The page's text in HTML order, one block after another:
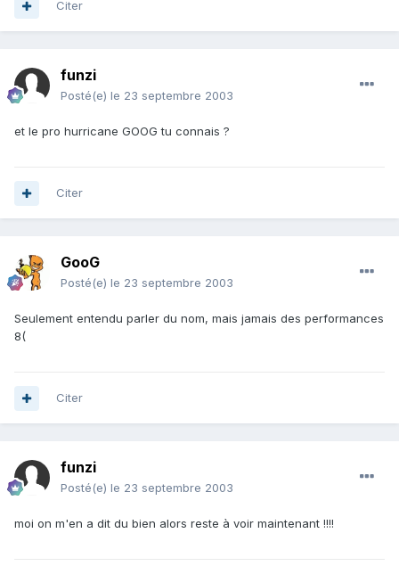
Citer
funzi
Posté(e) le 23 septembre 2003
et le pro hurricane GOOG tu connais ?
Citer
GooG
Posté(e) le 23 septembre 2003
Seulement entendu parler du nom, mais jamais des performances
8(
Citer
funzi
Posté(e) le 23 septembre 2003
moi on m'en a dit du bien alors reste à voir maintenant !!!!